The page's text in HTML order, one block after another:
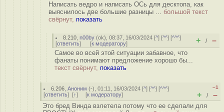
Написать ведро и написать ОСь для десктопа, как
выяснилось две большие разницы ... большой текст
свёрнут, показать
8.210 ,n00by (ok), 08:37, 16/03/2024 [^] [^^] [^^^]
[ответить] [к модератору] + / –
Самое во всей этой ситуации забавное, что
фанаты понимают предложение хорошо бы...
текст свёрнут, показать
6.206 ,Аноним (-), 01:11, 16/03/2024 [^] [^^] [^^^]
[ответить] [↑] [к модератору]
–1
+ / –
Это бред Винда взлетела потому что ее сделали для